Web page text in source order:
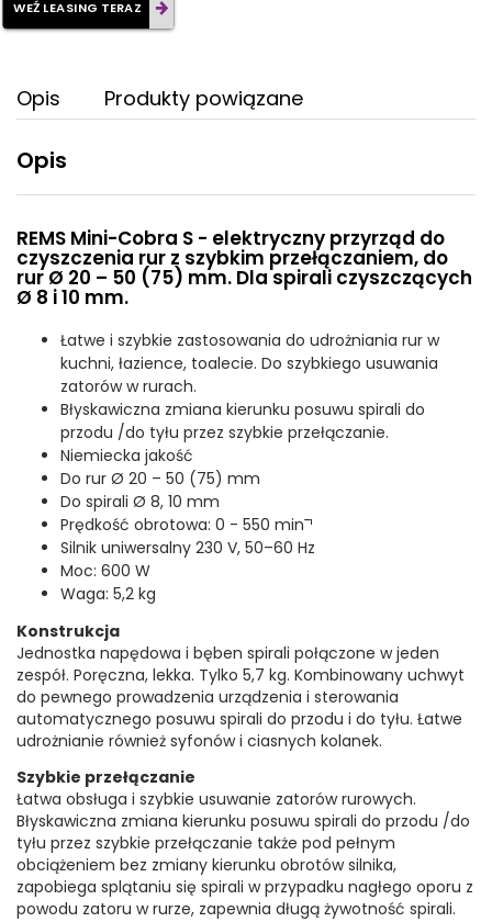
WEŹ LEASING TERAZ
Opis Produkty powiązane
Opis
REMS Mini-Cobra S - elektryczny przyrząd do
czyszczenia rur z szybkim przełączaniem, do
rur Ø 20 – 50 (75) mm. Dla spirali czyszczących
Ø 8 i 10 mm.
Łatwe i szybkie zastosowania do udrożniania rur w
kuchni, łazience, toalecie. Do szybkiego usuwania
zatorów w rurach.
Błyskawiczna zmiana kierunku posuwu spirali do
przodu /do tyłu przez szybkie przełączanie.
Niemiecka jakość
Do rur Ø 20 – 50 (75) mm
Do spirali Ø 8, 10 mm
Prędkość obrotowa: 0 - 550 min¯¹
Silnik uniwersalny 230 V, 50–60 Hz
Moc: 600 W
Waga: 5,2 kg
Konstrukcja
Jednostka napędowa i bęben spirali połączone w jeden
zespół. Poręczna, lekka. Tylko 5,7 kg. Kombinowany uchwyt
do pewnego prowadzenia urządzenia i sterowania
automatycznego posuwu spirali do przodu i do tyłu. Łatwe
udrożnianie również syfonów i ciasnych kolanek.
Szybkie przełączanie
Łatwa obsługa i szybkie usuwanie zatorów rurowych.
Błyskawiczna zmiana kierunku posuwu spirali do przodu /do
tyłu przez szybkie przełączanie także pod pełnym
obciążeniem bez zmiany kierunku obrotów silnika,
zapobiega splątaniu się spirali w przypadku nagłego oporu z
powodu zatoru w rurze, zapewnia długą żywotność spirali.